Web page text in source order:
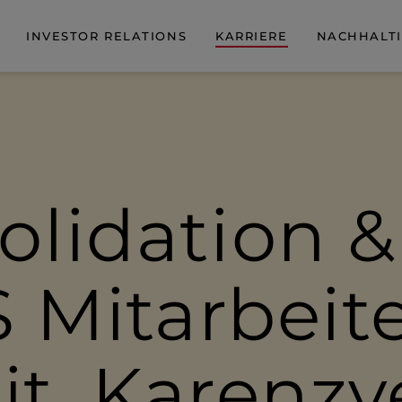
INVESTOR RELATIONS KARRIERE